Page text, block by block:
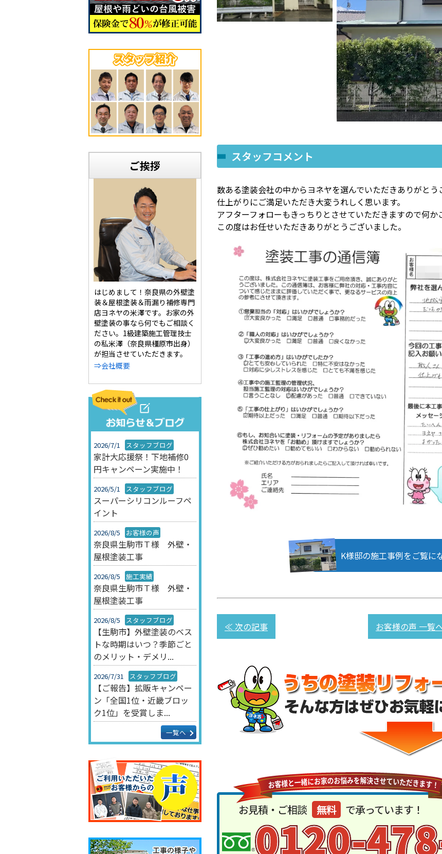
ご挨拶
はじめまして！奈良県の外壁塗
装＆屋根塗装＆雨漏り補修専門
店ヨネヤの米澤です。お家の外
壁塗装の事なら何でもご相談く
ださい。1級建築施工管理技士
の私米澤（奈良県橿原市出身）
が担当させていただきます。
⇒会社概要
2026/7/1 スタッフブログ
家計大応援祭！下地補修0
円キャンペーン実施中！
2026/5/1 スタッフブログ
スーパーシリコンルーフペ
イント
2026/8/5 お客様の声
奈良県生駒市Ｔ様 外壁・
屋根塗装工事
2026/8/5 施工実績
奈良県生駒市Ｔ様 外壁・
屋根塗装工事
2026/8/5 スタッフブログ
【生駒市】外壁塗装のベス
トな時期はいつ？季節ごと
のメリット・デメリ...
2026/7/31 スタッフブログ
【ご報告】拡販キャンペー
ン「全国1位・近畿ブロッ
ク1位」を受賞しま...
一覧へ
スタッフコメント
数ある塗装会社の中からヨネヤを選んでいただきありがとう
仕上がりにご満足いただき大変うれしく思います。
アフターフォローもきっちりとさせていただきますので何か
この度はお任せいただきありがとうございました。
K様邸の施工事例をご覧に
≪ 次の記事 お客様の声 一覧